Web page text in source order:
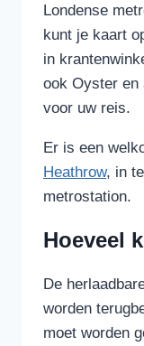
Londense
kunt je kaart
in
ook Oyster en
voor uw reis.
Er is een
Heathrow, in
metrostation.
Hoeveel
De
worden
moet worden